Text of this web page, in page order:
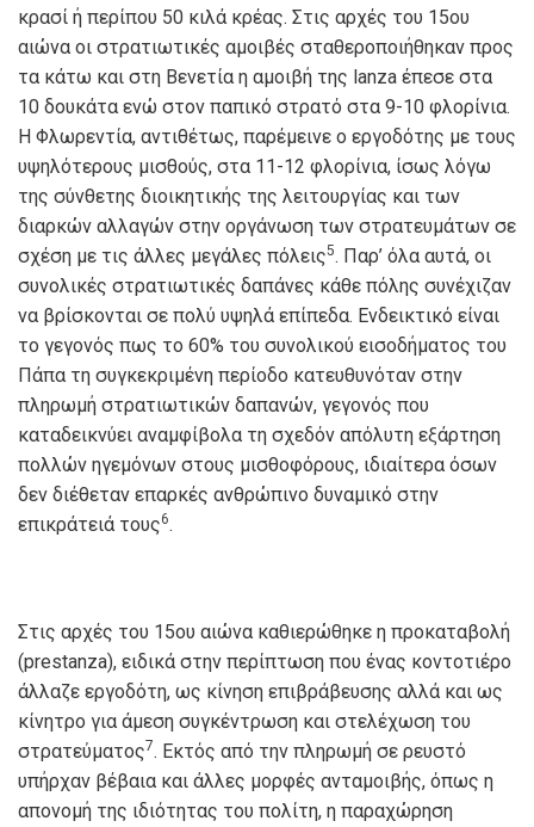
κρασί ή περίπου 50 κιλά κρέας. Στις αρχές του 15ου
αιώνα οι στρατιωτικές αμοιβές σταθεροποιήθηκαν προς
τα κάτω και στη Βενετία η αμοιβή της lanza έπεσε στα
10 δουκάτα ενώ στον παπικό στρατό στα 9-10 φλορίνια.
Η Φλωρεντία, αντιθέτως, παρέμεινε ο εργοδότης με τους
υψηλότερους μισθούς, στα 11-12 φλορίνια, ίσως λόγω
της σύνθετης διοικητικής της λειτουργίας και των
διαρκών αλλαγών στην οργάνωση των στρατευμάτων σε
σχέση με τις άλλες μεγάλες πόλεις5. Παρ’ όλα αυτά, οι
συνολικές στρατιωτικές δαπάνες κάθε πόλης συνέχιζαν
να βρίσκονται σε πολύ υψηλά επίπεδα. Ενδεικτικό είναι
το γεγονός πως το 60% του συνολικού εισοδήματος του
Πάπα τη συγκεκριμένη περίοδο κατευθυνόταν στην
πληρωμή στρατιωτικών δαπανών, γεγονός που
καταδεικνύει αναμφίβολα τη σχεδόν απόλυτη εξάρτηση
πολλών ηγεμόνων στους μισθοφόρους, ιδιαίτερα όσων
δεν διέθεταν επαρκές ανθρώπινο δυναμικό στην
επικράτειά τους6.
Στις αρχές του 15ου αιώνα καθιερώθηκε η προκαταβολή
(prestanza), ειδικά στην περίπτωση που ένας κοντοτιέρο
άλλαζε εργοδότη, ως κίνηση επιβράβευσης αλλά και ως
κίνητρο για άμεση συγκέντρωση και στελέχωση του
στρατεύματος7. Εκτός από την πληρωμή σε ρευστό
υπήρχαν βέβαια και άλλες μορφές ανταμοιβής, όπως η
απονομή της ιδιότητας του πολίτη, η παραχώρηση